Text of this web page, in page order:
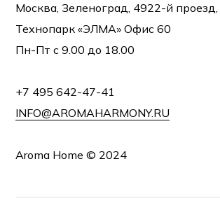
Москва, Зеленоград, 4922-й проезд,
Технопарк «ЭЛМА» Офис 60
Пн-Пт с 9.00 до 18.00
+7 495 642-47-41
INFO@AROMAHARMONY.RU
Aroma Home © 2024